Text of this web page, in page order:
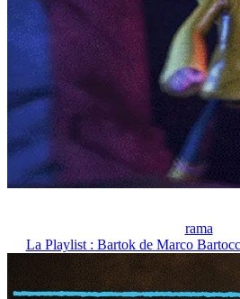
rama
La Playlist : Bartok de Marco